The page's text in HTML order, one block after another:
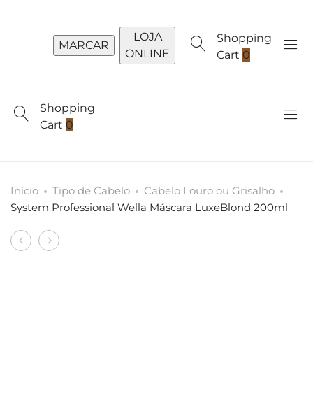
MARCAR
LOJA
ONLINE
Shopping
Cart 0
Shopping
Cart 0
Início Tipo de Cabelo
Cabelo Louro ou Grisalho
System Professional Wella Máscara LuxeBlond 200ml
Produto
System
System